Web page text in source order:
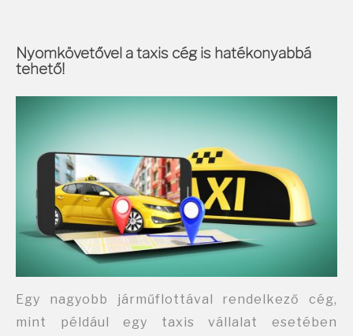
Nyomkövetővel a taxis cég is hatékonyabbá
tehető!
Egy nagyobb járműflottával rendelkező cég,
mint például egy taxis vállalat esetében